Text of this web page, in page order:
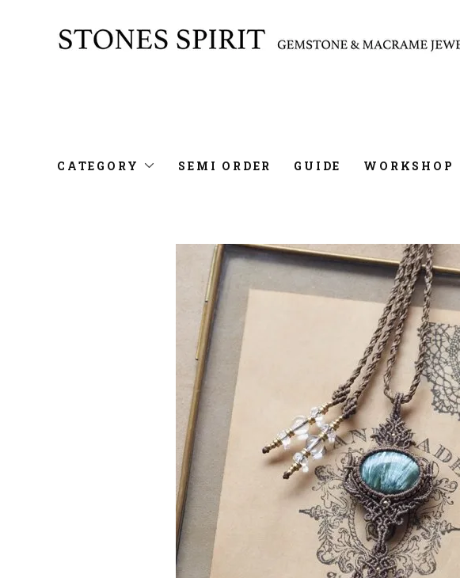
CATEGORY SEMI ORDER GUIDE WORKSHOP